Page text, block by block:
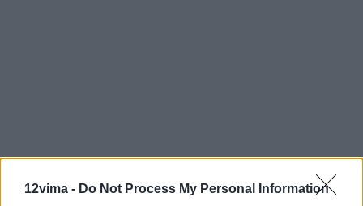
12vima - Do Not Process My Personal Information